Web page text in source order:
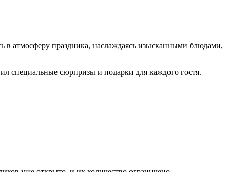
в атмосферу праздника, наслаждаясь изысканными блюдами,
специальные сюрпризы и подарки для каждого гостя.